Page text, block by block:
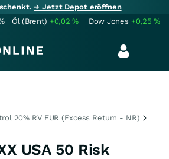
→ Jetzt Depot eröffnen
Öl (Brent) +0,02% Dow Jones +0,25%
20% RV EUR (Excess Return - NR)
USA 50 Risk